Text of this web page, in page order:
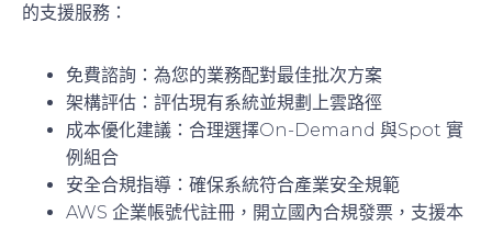
的支援服務：
免費諮詢：為您的業務配對最佳批次方案
架構評估：評估現有系統並規劃上雲路徑
成本優化建議：合理選擇On-Demand 與Spot 實
例組合
安全合規指導：確保系統符合產業安全規範
AWS 企業帳號代註冊，開立國內合規發票，支援本